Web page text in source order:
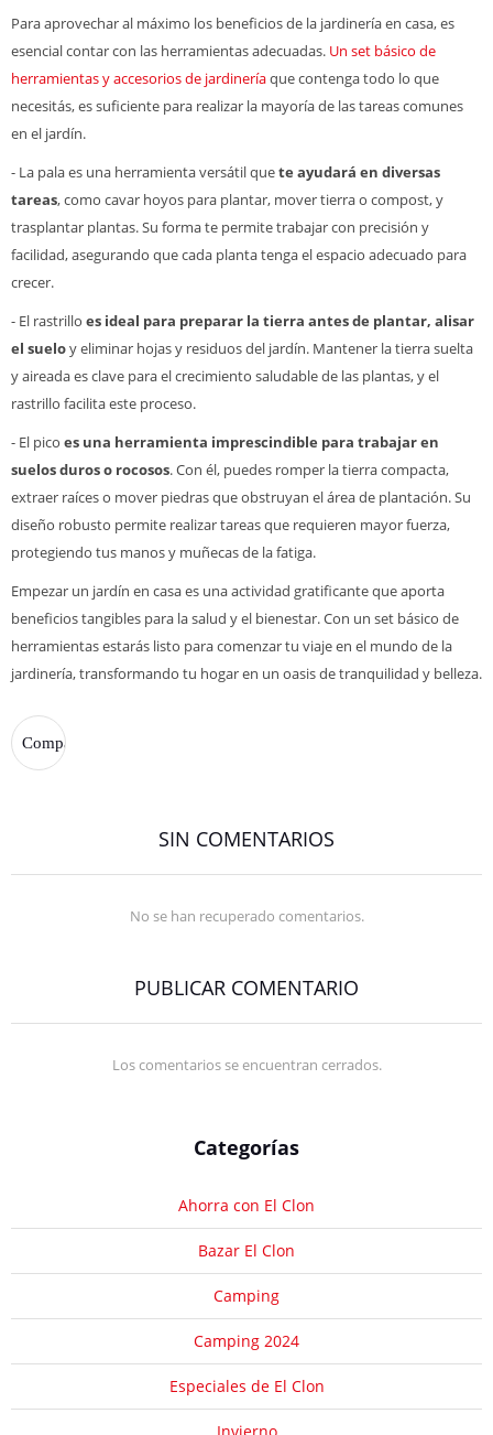
Para aprovechar al máximo los beneficios de la jardinería en casa, es
esencial contar con las herramientas adecuadas. Un set básico de
herramientas y accesorios de jardineríaque contenga todo lo que
necesitás, es suficiente para realizar la mayoría de las tareas comunes
en el jardín.
- La pala es una herramienta versátil quete ayudará en diversas
tareas, como cavar hoyos para plantar, mover tierra o compost, y
trasplantar plantas. Su forma te permite trabajar con precisión y
facilidad, asegurando que cada planta tenga el espacio adecuado para
crecer.
- El rastrillo es ideal para preparar la tierra antes de plantar, alisar
el sueloy eliminar hojas y residuos del jardín. Mantener la tierra suelta
y aireada es clave para el crecimiento saludable de las plantas, y el
rastrillo facilita este proceso.
- El pico es una herramienta imprescindible para trabajar en
suelos duros o rocosos. Con él, puedes romper la tierra compacta,
extraer raíces o mover piedras que obstruyan el área de plantación. Su
diseño robusto permite realizar tareas que requieren mayor fuerza,
protegiendo tus manos y muñecas de la fatiga.
Empezar un jardín en casa es una actividad gratificante que aporta
beneficios tangibles para la salud y el bienestar. Con un set básico de
herramientas estarás listo para comenzar tu viaje en el mundo de la
jardinería, transformando tu hogar en un oasis de tranquilidad y belleza.
SIN COMENTARIOS
No se han recuperado comentarios.
PUBLICAR COMENTARIO
Los comentarios se encuentran cerrados.
Categorías
Ahorra con El Clon
Bazar El Clon
Camping
Camping 2024
Especiales de El Clon